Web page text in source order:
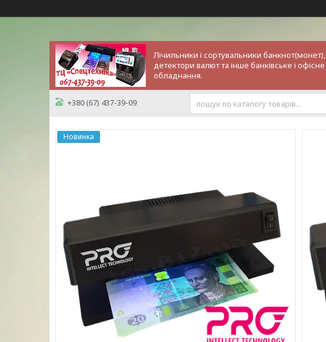
Лічильники і сортувальники банкнот(монет),
детектори валют та інше банківське і офісне
обладнання.
+380 (67) 437-39-09
Новинка